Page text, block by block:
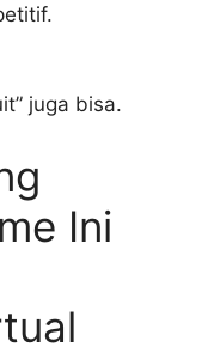
juga bisa.
Ini